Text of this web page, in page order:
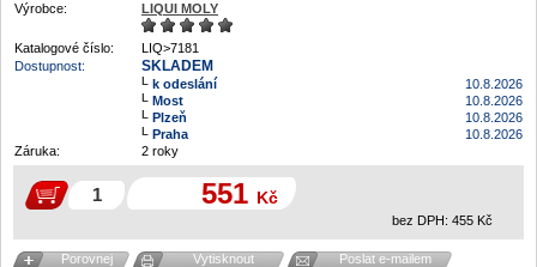
Výrobce: LIQUI MOLY
Katalogové číslo:
LIQ>7181
Dostupnost:
SKLADEM
k odeslání
10.8.2026
Most
10.8.2026
Plzeň
10.8.2026
Praha
10.8.2026
Záruka:
2 roky
551 Kč
bez DPH: 455 Kč
Porovnej Vytisknout Poslat e-mailem